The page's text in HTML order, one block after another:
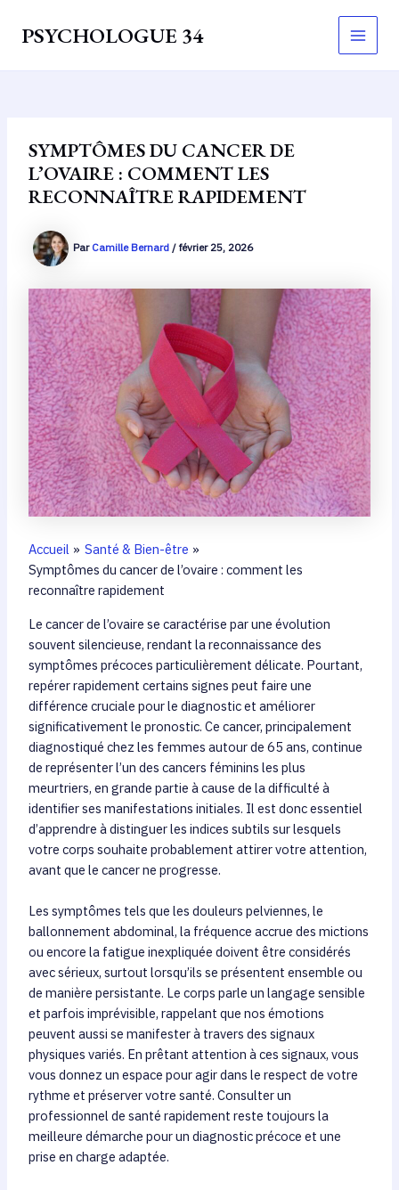
PSYCHOLOGUE 34
Main
SYMPTÔMES DU CANCER DE
L’OVAIRE : COMMENT LES
RECONNAÎTRE RAPIDEMENT
Par Camille Bernard / février 25, 2026
Accueil
Santé & Bien-être
Symptômes du cancer de l’ovaire : comment les
reconnaître rapidement
Le cancer de l’ovaire se caractérise par une évolution
souvent silencieuse, rendant la reconnaissance des
symptômes précoces particulièrement délicate. Pourtant,
repérer rapidement certains signes peut faire une
différence cruciale pour le diagnostic et améliorer
significativement le pronostic. Ce cancer, principalement
diagnostiqué chez les femmes autour de 65 ans, continue
de représenter l’un des cancers féminins les plus
meurtriers, en grande partie à cause de la difficulté à
identifier ses manifestations initiales. Il est donc essentiel
d’apprendre à distinguer les indices subtils sur lesquels
votre corps souhaite probablement attirer votre attention,
avant que le cancer ne progresse.
Les symptômes tels que les douleurs pelviennes, le
ballonnement abdominal, la fréquence accrue des mictions
ou encore la fatigue inexpliquée doivent être considérés
avec sérieux, surtout lorsqu’ils se présentent ensemble ou
de manière persistante. Le corps parle un langage sensible
et parfois imprévisible, rappelant que nos émotions
peuvent aussi se manifester à travers des signaux
physiques variés. En prêtant attention à ces signaux, vous
vous donnez un espace pour agir dans le respect de votre
rythme et préserver votre santé. Consulter un
professionnel de santé rapidement reste toujours la
meilleure démarche pour un diagnostic précoce et une
prise en charge adaptée.